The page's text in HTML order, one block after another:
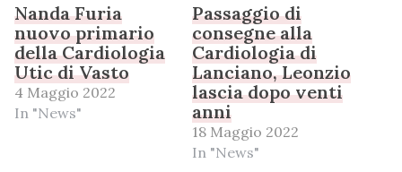
Nanda Furia
nuovo primario
della Cardiologia
Utic di Vasto
4 Maggio 2022
In "News"
Passaggio di
consegne alla
Cardiologia di
Lanciano, Leonzio
lascia dopo venti
anni
18 Maggio 2022
In "News"